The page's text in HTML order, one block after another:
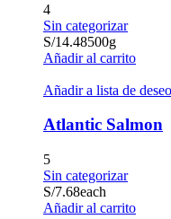
4
Sin categorizar
S/14.48500g
Añadir al carrito
Añadir a lista de
Atlantic Salmon
5
Sin categorizar
S/7.68each
Añadir al carrito